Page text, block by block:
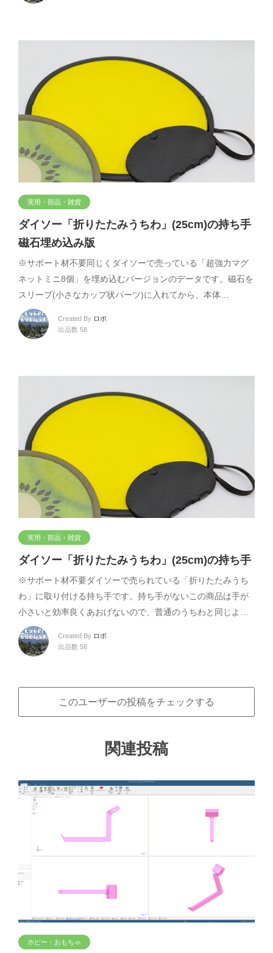
実用・部品・雑貨
ダイソー「折りたたみうちわ」(25cm)の持ち手
磁石埋め込み版
※サポート材不要同じくダイソーで売っている「超強力マグ
ネットミニ8個」を埋め込むバージョンのデータです。磁石を
スリーブ(小さなカップ状パーツ)に入れてから、本体…
Created By ロボ
出品数 58
実用・部品・雑貨
ダイソー「折りたたみうちわ」(25cm)の持ち手
※サポート材不要ダイソーで売られている「折りたたみうち
わ」に取り付ける持ち手です。持ち手がないこの商品は手が
小さいと効率良くあおげないので、普通のうちわと同じよ…
Created By ロボ
出品数 58
このユーザーの投稿をチェックする
関連投稿
ホビー・おもちゃ